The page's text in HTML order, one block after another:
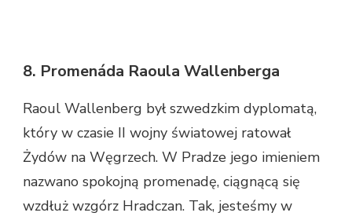
8. Promenáda Raoula Wallenberga
Raoul Wallenberg był szwedzkim dyplomatą,
który w czasie II wojny światowej ratował
Żydów na Węgrzech. W Pradze jego imieniem
nazwano spokojną promenadę, ciągnącą się
wzdłuż wzgórz Hradczan. Tak, jesteśmy w